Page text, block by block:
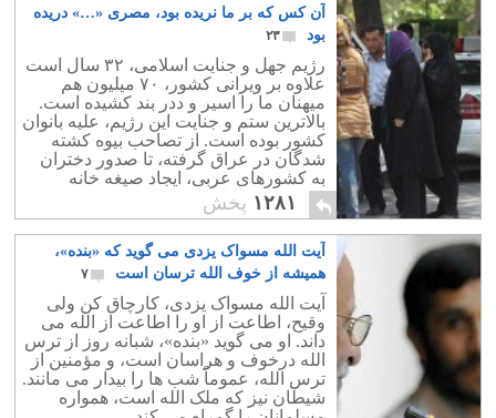
آن کس که بر ما نریده بود، مصری «…» دریده
بود
۲۳
رژیم جهل و جنایت اسلامی، ۳۲ سال است
علاوه بر ویرانی کشور، ۷۰ میلیون هم
میهنان ما را اسیر و ددر بند کشیده است.
بالاترین ستم و جنایت این رژیم، علیه بانوان
کشور بوده است. از تصاحب بیوه کشته
شدگان در عراق گرفته، تا صدور دختران
به کشورهای عربی، ایجاد صیغه خانه
حضرت رضا،تا تجاوز یک مصری به زنی در
تهران.
۱۲۸۱ پخش
آیت الله مسواک یزدی می گوید که «بنده»،
همیشه از خوف الله ترسان است
۷
آیت الله مسواک یزدی، کارچاق کن ولی
وقیح، اطاعت از او را اطاعت از الله می
داند. او می گوید «بنده»، شبانه روز از ترس
الله درخوف و هراسان است، و مؤمنین از
ترس الله، عموماً شب ها را بیدار می مانند.
شیطان نیز که ملک الله است، همواره